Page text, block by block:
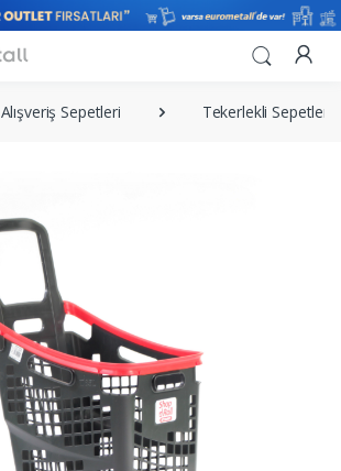
Alışveriş Sepetleri Tekerlekli Sepetler